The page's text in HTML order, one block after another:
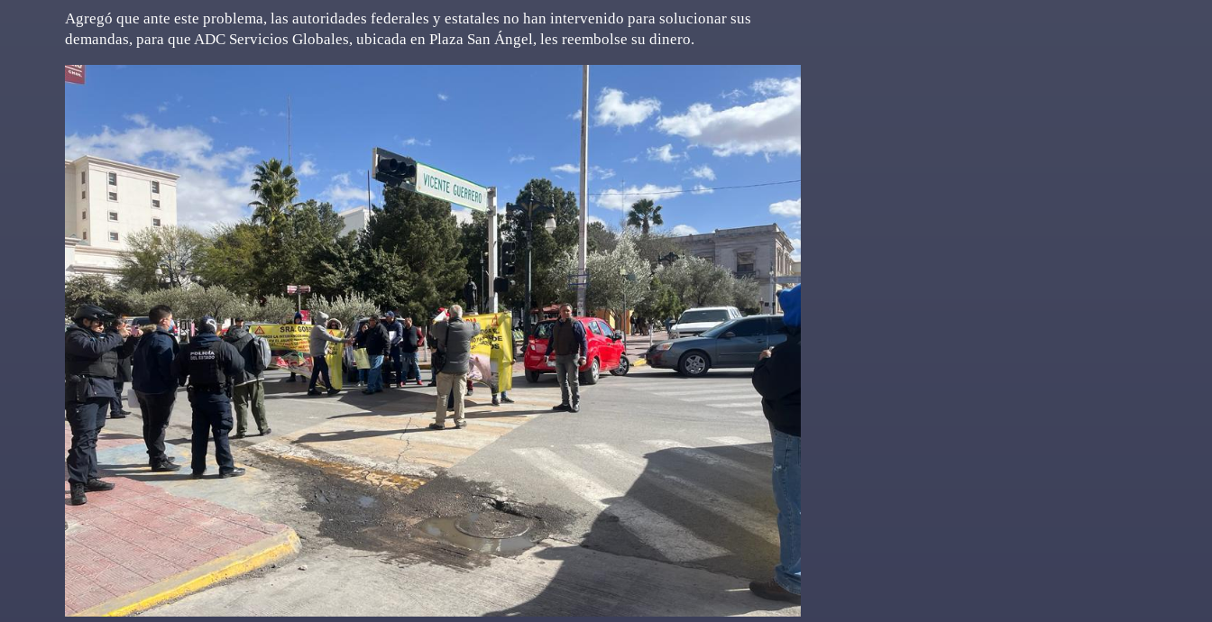
Agregó que ante este problema, las autoridades federales y estatales no han intervenido para solucionar sus
demandas, para que ADC Servicios Globales, ubicada en Plaza San Ángel, les reembolse su dinero.